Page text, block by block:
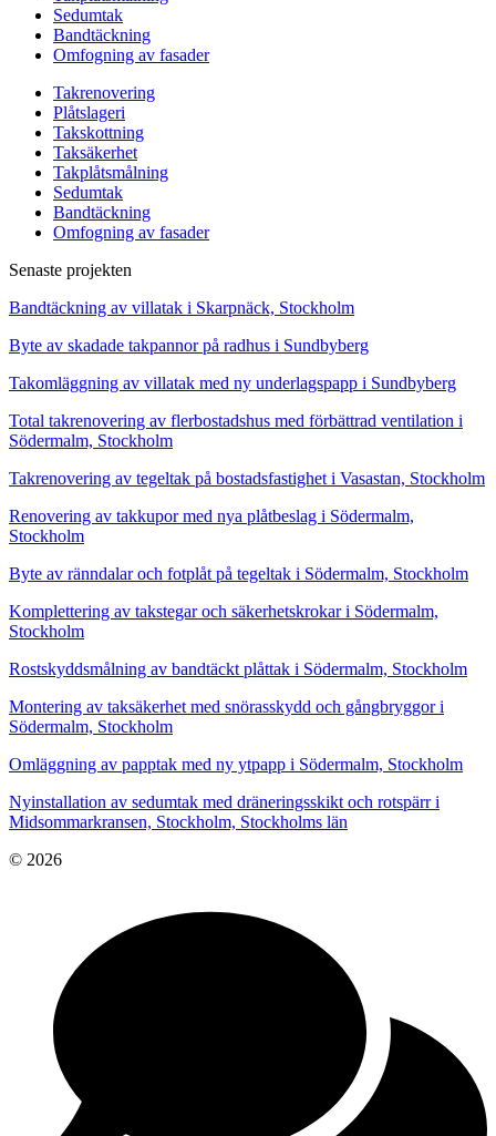
Sedumtak
Bandtäckning
Omfogning av fasader
Takrenovering
Plåtslageri
Takskottning
Taksäkerhet
Takplåtsmålning
Sedumtak
Bandtäckning
Omfogning av fasader
Senaste projekten
Bandtäckning av villatak i Skarpnäck, Stockholm
Byte av skadade takpannor på radhus i Sundbyberg
Takomläggning av villatak med ny underlagspapp i Sundbyberg
Total takrenovering av flerbostadshus med förbättrad ventilation i
Södermalm, Stockholm
Takrenovering av tegeltak på bostadsfastighet i Vasastan, Stockholm
Renovering av takkupor med nya plåtbeslag i Södermalm,
Stockholm
Byte av ränndalar och fotplåt på tegeltak i Södermalm, Stockholm
Komplettering av takstegar och säkerhetskrokar i Södermalm,
Stockholm
Rostskyddsmålning av bandtäckt plåttak i Södermalm, Stockholm
Montering av taksäkerhet med snörasskydd och gångbryggor i
Södermalm, Stockholm
Omläggning av papptak med ny ytpapp i Södermalm, Stockholm
Nyinstallation av sedumtak med dräneringsskikt och rotspärr i
Midsommarkransen, Stockholm, Stockholms län
© 2026